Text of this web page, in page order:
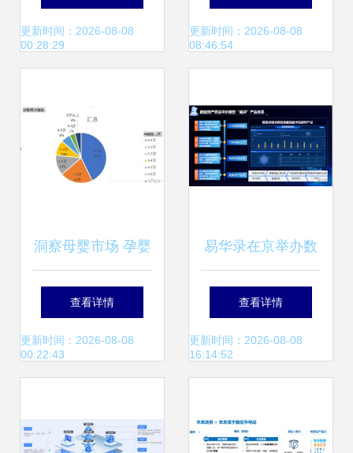
始的精益管理与产
更新时间：2026-08-08
00:28:29
探测器销售厂家选
服务支撑
更新时间：2026-08-08
08:46:54
洞察母婴市场 孕婴
产品数据分析的关
键策略与趋势
查看详情
更新时间：2026-08-08
00:22:43
易华录在京举办数
据资产入表调研座
谈会，首发全国数
合体
查看详情
更新时间：2026-08-08
16:14:52